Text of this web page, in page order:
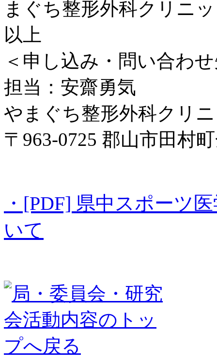
まぐち整形外科クリニ
以上
＜申し込み・問い合わ
担当：安齋勇気
やまぐち整形外科クリ
〒963‐0725 郡山市田村
・[PDF] 県中スポーツ
いて